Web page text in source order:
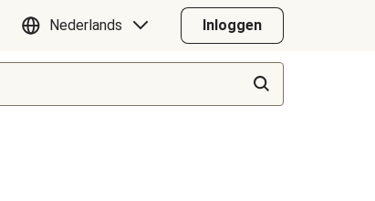
Nederlands Inloggen